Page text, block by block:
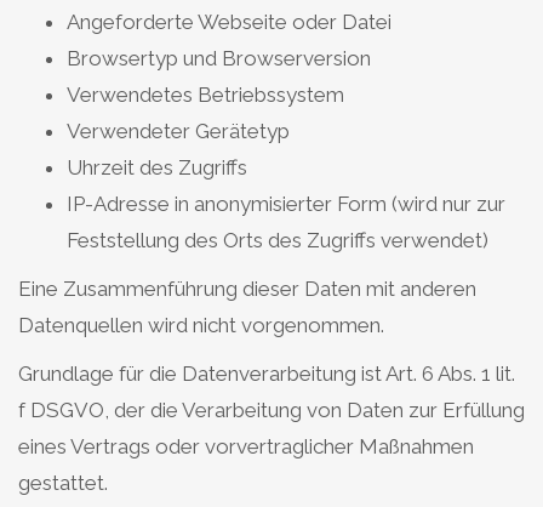
Angeforderte Webseite oder Datei
Browsertyp und Browserversion
Verwendetes Betriebssystem
Verwendeter Gerätetyp
Uhrzeit des Zugriffs
IP-Adresse in anonymisierter Form (wird nur zur
Feststellung des Orts des Zugriffs verwendet)
Eine Zusammenführung dieser Daten mit anderen
Datenquellen wird nicht vorgenommen.
Grundlage für die Datenverarbeitung ist Art. 6 Abs. 1 lit.
f DSGVO, der die Verarbeitung von Daten zur Erfüllung
eines Vertrags oder vorvertraglicher Maßnahmen
gestattet.